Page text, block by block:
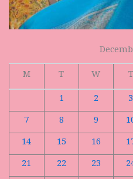
M
T W T
1
2 3
7
8 9
14
15 16
21
22 23